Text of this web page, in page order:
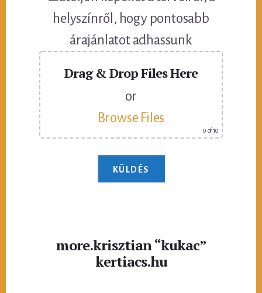
helyszínről, hogy pontosabb
árajánlatot adhassunk
Drag & Drop Files Here
or
Browse Files
0 of 10
more.krisztian “kukac”
kertiacs.hu